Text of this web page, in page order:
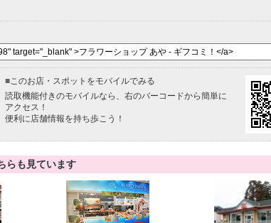
■このお店・スポットをモバイルでみる
読取機能付きのモバイルなら、右のバーコードから簡単に
アクセス！
便利に店舗情報を持ち歩こう！
らも見ています